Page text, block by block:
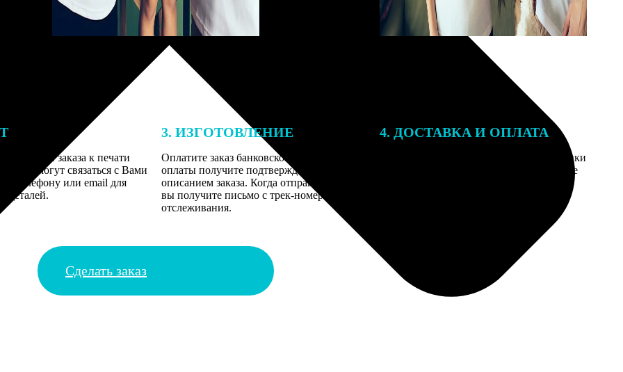
заказа к печати
могут связаться с Вами
телефону или email для
деталей.
3. ИЗГОТОВЛЕНИЕ
Оплатите заказ банковской картой. После
оплаты получите подтверждение на email с
описанием заказа. Когда отправим заказ
вы получите письмо с трек-номером для
отслеживания.
4. ДОСТАВКА И ОПЛАТА
Введите адрес и выберите способ доставки
заказа. Если у вас есть промокод, введите
Сделать заказ